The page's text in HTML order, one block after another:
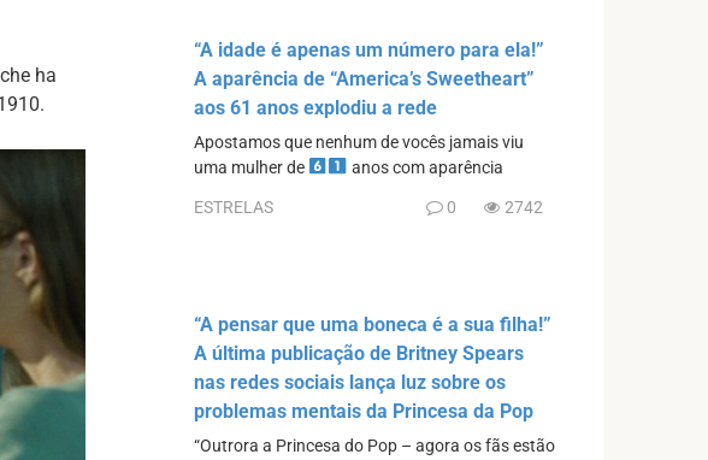
ha
“A idade é apenas um número para ela!”
A aparência de “America’s Sweetheart”
aos 61 anos explodiu a rede
Apostamos que nenhum de vocês jamais viu
uma mulher de
anos com aparência
ESTRELAS 0 2742
“A pensar que uma boneca é a sua filha!”
A última publicação de Britney Spears
nas redes sociais lança luz sobre os
problemas mentais da Princesa da Pop
“Outrora a Princesa do Pop – agora os fãs estão